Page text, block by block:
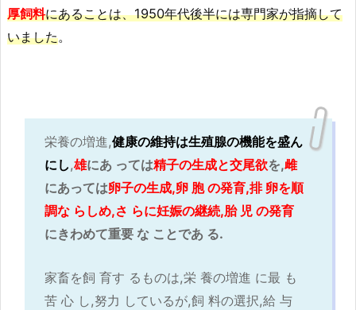
厚飼料にあることは、1950年代後半には専門家が指摘して
いました。
栄養の増進,健康の維持は生殖腺の機能を盛ん
にし,雄にあ っては精子の生成と交尾欲を,雌
にあっては卵子の生成,卵 胞 の発育,排 卵を順
調な らしめ,さ らに妊娠の継続,胎 児 の発育
にきわめて重要 な ことであ る.
家畜を飼 育す るものは,栄 養の増進 に最 も
苦 心 し,努力 しているが,飼 料の選択,給 与